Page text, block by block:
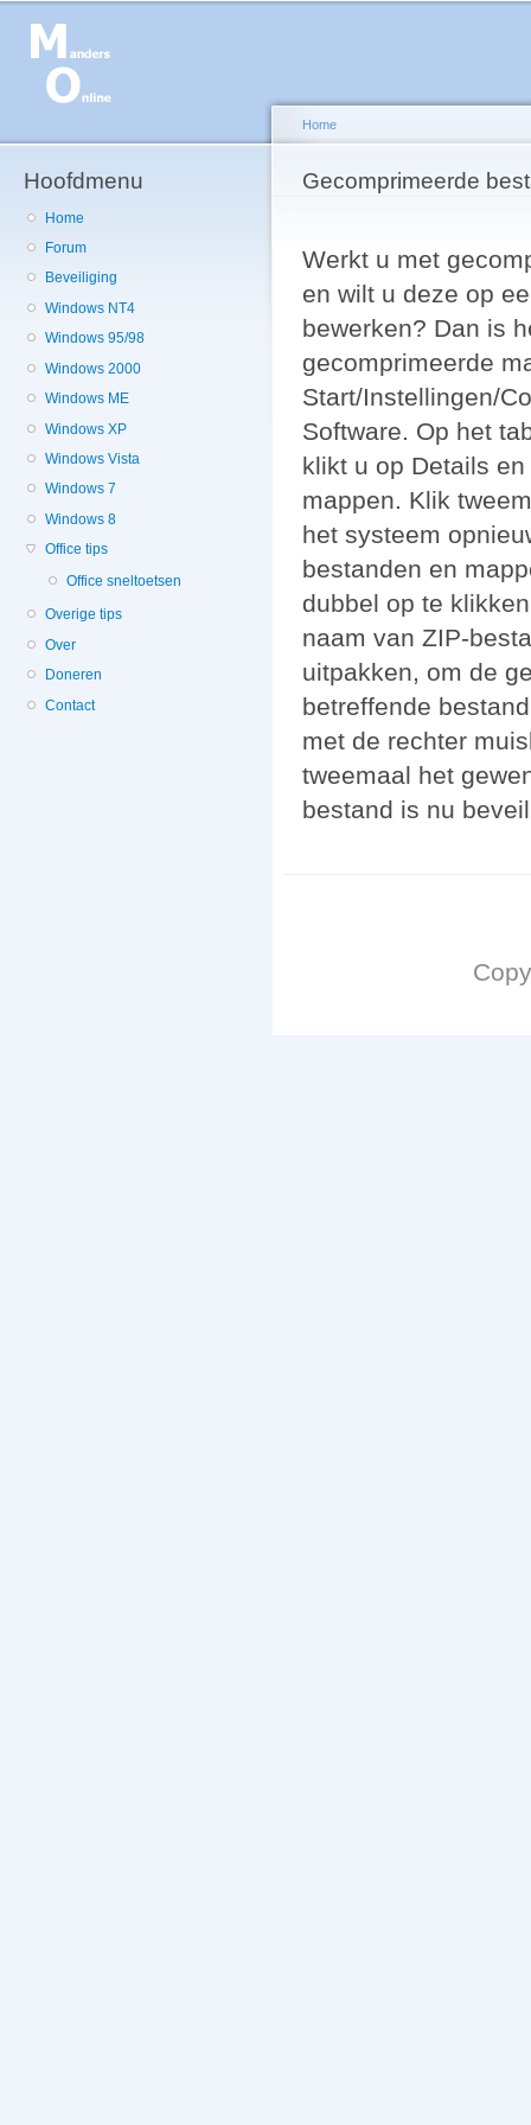
Hoofdmenu
Home
Forum
Beveiliging
Windows NT4
Windows 95/98
Windows 2000
Windows ME
Windows XP
Windows Vista
Windows 7
Windows 8
Office tips
Office sneltoetsen
Overige tips
Over
Doneren
Contact
U bent hier
Home
Gecomprimeerde
Werkt u met
en wilt u deze op
bewerken? Dan is
gecomprimeerde
Start/Instellingen/
Software. Op het
klikt u op Details
mappen. Klik
het systeem
bestanden en
dubbel op te
naam van ZIP-
uitpakken, om de
betreffende
met de rechter
tweemaal het
bestand is nu